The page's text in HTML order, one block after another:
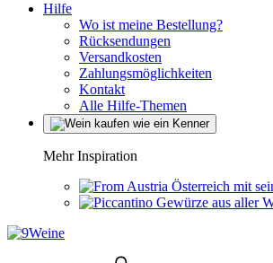
Hilfe
Wo ist meine Bestellung?
Rücksendungen
Versandkosten
Zahlungsmöglichkeiten
Kontakt
Alle Hilfe-Themen
Mehr Inspiration
Österreich mit
Gewürze aus aller